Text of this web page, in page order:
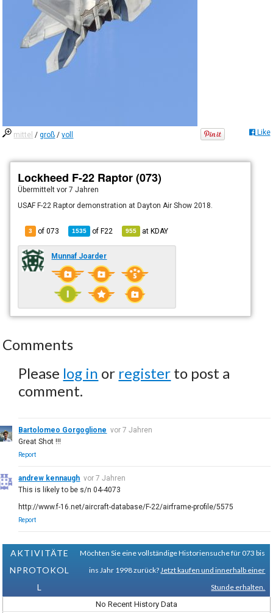
mittel /groß /voll Like
Lockheed F-22 Raptor (073)
Übermitteltvor 7 Jahren
USAF F-22 Raptor demonstration at Dayton Air Show 2018.
3 of 073 1535 ofF22 955 atKDAY
Munnaf Joarder
Comments
Please log in or register to post a
comment.
Bartolomeo Gorgoglione vor 7 Jahren
Great Shot !!!
Report
andrew kennaugh vor 7 Jahren
This is likely to be s/n 04-4073
http://www.f-16.net/aircraft-database/F-22/airframe-profile/5575
Report
AKTIVITÄTE
NPROTOKOL
L
Möchten Sie eine vollständige Historiensuche für 073 bis
ins Jahr 1998 zurück? Jetzt kaufen und innerhalb einer
Stunde erhalten.
No Recent History Data